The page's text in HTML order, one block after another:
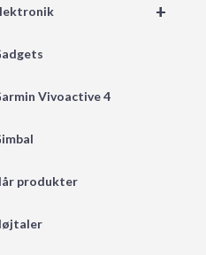
+
Vivoactive 4
produkter